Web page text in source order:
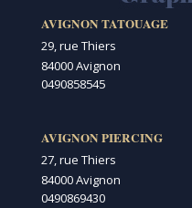
AVIGNON TATOUAGE
29, rue Thiers
84000 Avignon
0490858545
AVIGNON PIERCING
27, rue Thiers
84000 Avignon
0490869430